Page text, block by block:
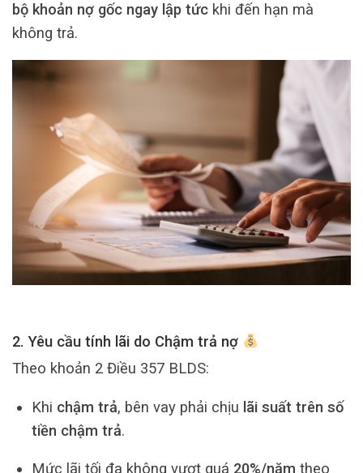
bộ khoản nợ gốc ngay lập tức khi đến hạn mà
không trả.
2. Yêu cầu tính lãi do Chậm trả nợ
Theo khoản 2 Điều 357 BLDS:
Khi chậm trả, bên vay phải chịu lãi suất trên số
tiền chậm trả.
Mức lãi tối đa không vượt quá 20%/năm theo